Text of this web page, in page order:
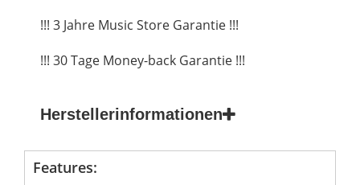
!!! 3 Jahre Music Store Garantie !!!
!!! 30 Tage Money-back Garantie !!!
Herstellerinformationen
Features: